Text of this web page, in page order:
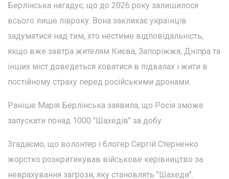
Берлінська нагадує, що до 2026 року залишилося
всього лише півроку. Вона закликає українців
задуматися над тим, хто нестиме відповідальність,
якщо вже завтра жителям Києва, Запоріжжя, Дніпра та
інших міст доведеться ховатися в підвалах і жити в
постійному страху перед російськими дронами.
Раніше Марія Берлінська заявила, що Росія зможе
запускати понад 1000 "Шахедів" за добу.
Згадаємо, що волонтер і блогер Сергій Стерненко
жорстко розкритикував військове керівництво за
неврахування загрози, яку становлять "Шахеди".